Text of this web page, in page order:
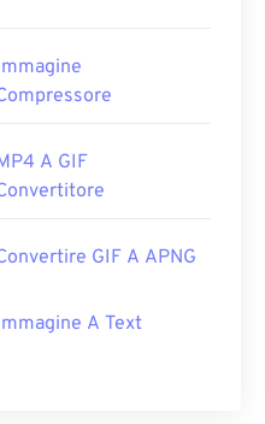
A GIF
GIF A APNG
A Text